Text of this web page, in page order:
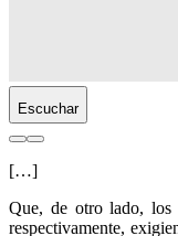
Escuchar
[…]
Que, de otro lado, los
respectivamente,